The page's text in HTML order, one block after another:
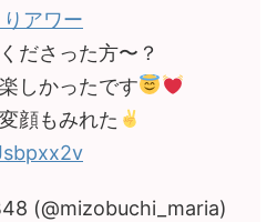
アワー
ださった方〜？
しかったです
顔もみれた
(@mizobuchi_maria)